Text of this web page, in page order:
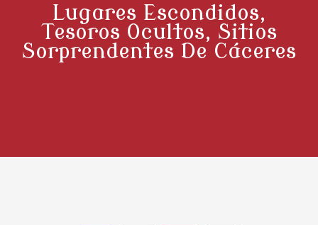
Lugares Escondidos,
Tesoros Ocultos, Sitios
Sorprendentes De Cáceres